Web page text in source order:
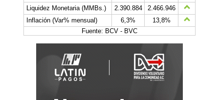
Liquidez Monetaria (MMBs.)
2.390.884
2.466.946
Inflación (Var% mensual)
6,3%
13,8%
Fuente: BCV - BVC